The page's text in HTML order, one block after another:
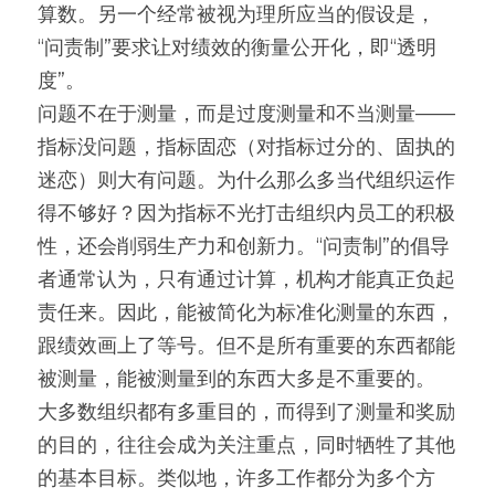
算数。另一个经常被视为理所应当的假设是，
“问责制”要求让对绩效的衡量公开化，即“透明
度”。
问题不在于测量，而是过度测量和不当测量——
指标没问题，指标固恋（对指标过分的、固执的
迷恋）则大有问题。为什么那么多当代组织运作
得不够好？因为指标不光打击组织内员工的积极
性，还会削弱生产力和创新力。“问责制”的倡导
者通常认为，只有通过计算，机构才能真正负起
责任来。因此，能被简化为标准化测量的东西，
跟绩效画上了等号。但不是所有重要的东西都能
被测量，能被测量到的东西大多是不重要的。
大多数组织都有多重目的，而得到了测量和奖励
的目的，往往会成为关注重点，同时牺牲了其他
的基本目标。类似地，许多工作都分为多个方